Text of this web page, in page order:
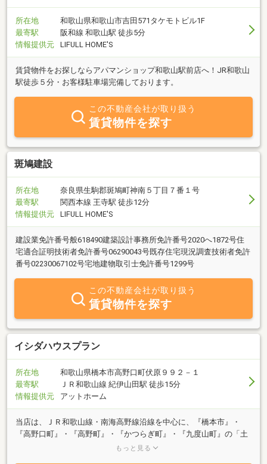
所在地
和歌山県和歌山市吉田571タケモトビル1F
最寄駅
阪和線 和歌山駅 徒歩5分
情報提供元
LIFULL HOME'S
賃貸物件をお探しならアパマンショップ和歌山駅前店へ！JR和歌山
駅徒歩５分・お客様駐車場完備しております。
この不動産会社が取り扱う
賃貸物件を探す
斑鳩建設
所在地
奈良県生駒郡斑鳩町神南５丁目７番１号
最寄駅
関西本線 王寺駅 徒歩12分
情報提供元
LIFULL HOME'S
建設業免許番号般618490建築設計事務所免許番号2020へ1872号住
宅適合証明技術者免許番号06290043号既存住宅現況調査技術者免許
番号02230067102号宅地建物取引士免許番号1299号
この不動産会社が取り扱う
賃貸物件を探す
イシダハウスプラン
所在地
和歌山県橋本市高野口町伏原９９２－１
最寄駅
ＪＲ和歌山線 紀伊山田駅 徒歩15分
情報提供元
アットホーム
当店は、ＪＲ和歌山線・南海高野線沿線を中心に、『橋本市』・
『高野口町』・『高野町』・『かつらぎ町』・『九度山町』の「土
地・戸建て・マンションの売買物件」や「アパート・マンション・
もっと見る